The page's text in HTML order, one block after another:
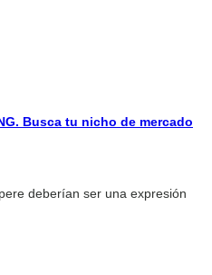
Busca tu nicho de mercado
deberían ser una expresión